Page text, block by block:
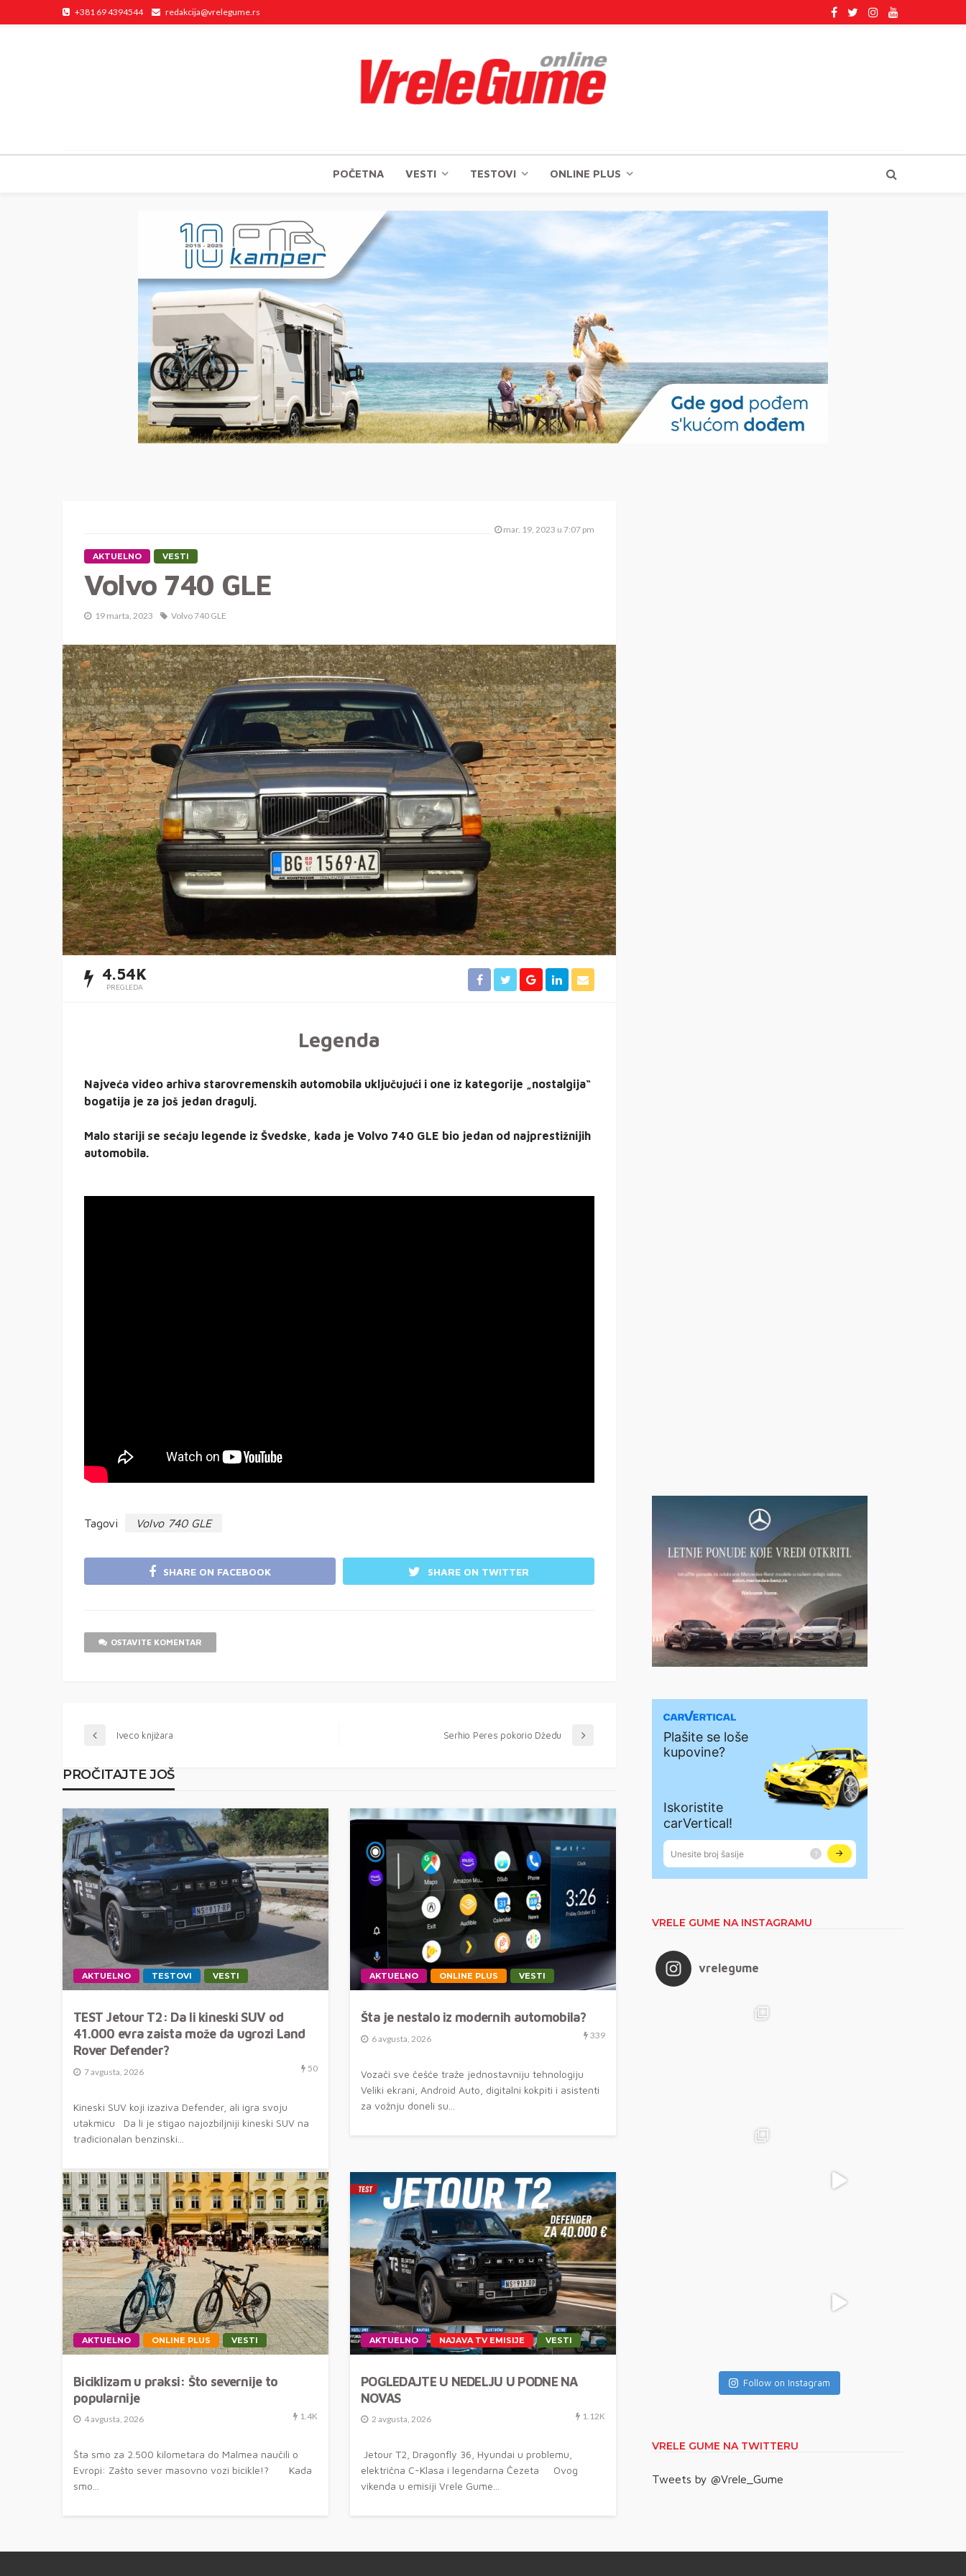
+381 69 4394544 redakcija@vrelegume.rs
POČETNA VESTI TESTOVI ONLINE PLUS
mar. 19, 2023 u 7:07 pm
AKTUELNO VESTI
Volvo 740 GLE
19 marta, 2023 Volvo 740 GLE
4.54K
PREGLEDA
Legenda
Najveća video arhiva starovremenskih automobila uključujući i one iz kategorije „nostalgija“
bogatija je za još jedan dragulj.
Malo stariji se sećaju legende iz Švedske, kada je Volvo 740 GLE bio jedan od najprestižnijih
automobila.
Tagovi Volvo 740 GLE
SHARE ON FACEBOOK SHARE ON TWITTER
OSTAVITE KOMENTAR
Iveco knjižara Serhio Peres pokorio Džedu
PROČITAJTE JOŠ
AKTUELNO TESTOVI VESTI
TEST Jetour T2: Da li kineski SUV od
41.000 evra zaista može da ugrozi Land
Rover Defender?
7 avgusta, 2026 50
Kineski SUV koji izaziva Defender, ali igra svoju
utakmicu Da li je stigao najozbiljniji kineski SUV na
tradicionalan benzinski...
AKTUELNO ONLINE PLUS VESTI
Šta je nestalo iz modernih automobila?
6 avgusta, 2026 339
Vozači sve češće traže jednostavniju tehnologiju
Veliki ekrani, Android Auto, digitalni kokpiti i asistenti
za vožnju doneli su...
AKTUELNO ONLINE PLUS VESTI
Biciklizam u praksi: Što severnije to
popularnije
4 avgusta, 2026 1.4K
Šta smo za 2.500 kilometara do Malmea naučili o
Evropi: Zašto sever masovno vozi bicikle!? Kada
smo...
AKTUELNO NAJAVA TV EMISIJE VESTI
POGLEDAJTE U NEDELJU U PODNE NA
NOVAS
2 avgusta, 2026 1.12K
Jetour T2, Dragonfly 36, Hyundai u problemu,
električna C-Klasa i legendarna Čezeta Ovog
vikenda u emisiji Vrele Gume...
VRELE GUME NA INSTAGRAMU
vrelegume
Follow on Instagram
VRELE GUME NA TWITTERU
Tweets by @Vrele_Gume